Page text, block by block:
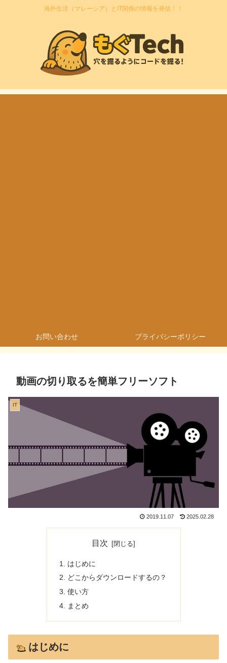
海外生活（マレーシア）とIT関係の情報を発信！！
お問い合わせ プライバシーポリシー
動画の切り取るを簡単フリーソフト
IT
2019.11.07 2025.02.28
目次
はじめに
どこからダウンロードするの？
使い方
まとめ
はじめに